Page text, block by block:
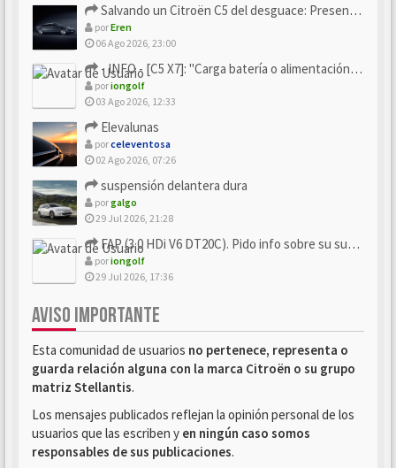
Salvando un Citroën C5 del desguace: Presentación y seguimiento
porEren
06 Ago 2026, 23:00
- INFO - [C5 X7]: "Carga batería o alimentación eléctri...
poriongolf
03 Ago 2026, 12:33
Elevalunas
porceleventosa
02 Ago 2026, 07:26
suspensión delantera dura
porgalgo
29 Jul 2026, 21:28
FAP (3.0 HDi V6 DT20C). Pido info sobre su sustitución
poriongolf
29 Jul 2026, 17:36
AVISO IMPORTANTE
Esta comunidad de usuarios no pertenece, representa o
guarda relación alguna con la marca Citroën o su grupo
matriz Stellantis.
Los mensajes publicados reflejan la opinión personal de los
usuarios que las escriben y en ningún caso somos
responsables de sus publicaciones.